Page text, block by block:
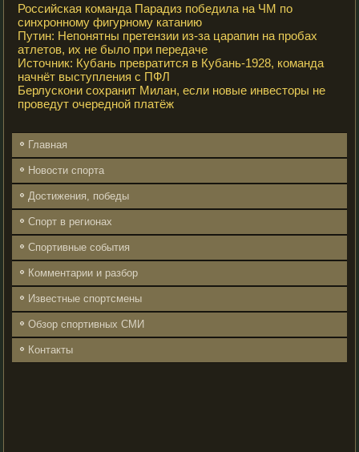
Российская команда Парадиз победила на ЧМ по
синхронному фигурному катанию
Путин: Непонятны претензии из-за царапин на пробах
атлетов, их не было при передаче
Источник: Кубань превратится в Кубань-1928, команда
начнёт выступления с ПФЛ
Берлускони сохранит Милан, если новые инвесторы не
проведут очередной платёж
Главная
Новости спорта
Достижения, победы
Спорт в регионах
Спортивные события
Комментарии и разбор
Известные спортсмены
Обзор спортивных СМИ
Контакты